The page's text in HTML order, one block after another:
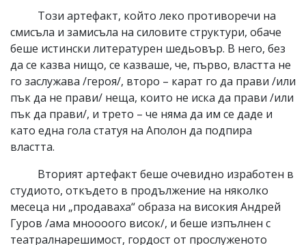
Този артефакт, който леко противоречи на
смисъла и замисъла на силовите структури, обаче
беше истински литературен шедьовър. В него, без
да се казва нищо, се казваше, че, първо, властта не
го заслужава /героя/, второ – карат го да прави /или
пък да не прави/ неща, които не иска да прави /или
пък да прави/, и трето – че няма да им се даде и
като една гола статуя на Аполон да подпира
властта.
Вторият артефакт беше очевидно изработен в
студиото, откъдето в продължение на няколко
месеца ни „продаваха“ образа на високия Андрей
Гуров /ама мноооого висок/, и беше изпълнен с
театралнарешимост, гордост от прослуженото